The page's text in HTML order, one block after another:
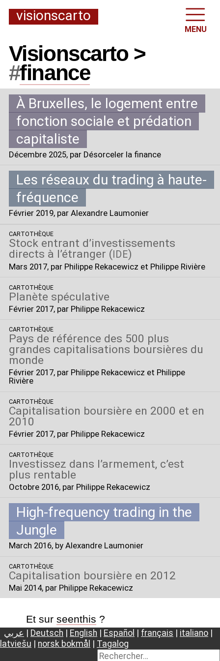
visionscarto
MENU
Visionscarto >
#finance
À Bruxelles, le logement entre
fonction sociale et prédation
capitaliste
Décembre 2025, par Désorceler la finance
Les réseaux du trading à haute-
fréquence
Février 2019, par Alexandre Laumonier
CARTOTHÈQUE
Stock entrant d’investissements
directs à l’étranger ( IDE)
Mars 2017, par Philippe Rekacewicz et Philippe Rivière
CARTOTHÈQUE
Planète spéculative
Février 2017, par Philippe Rekacewicz
CARTOTHÈQUE
Pays de référence des 500 plus
grandes capitalisations boursières du
monde
Février 2017, par Philippe Rekacewicz et Philippe
Rivière
CARTOTHÈQUE
Capitalisation boursière en 2000 et en
2010
Février 2017, par Philippe Rekacewicz
CARTOTHÈQUE
Investissez dans l’armement, c’est
plus rentable
Octobre 2016, par Philippe Rekacewicz
High-frequency trading in the
Jungle
March 2016, by Alexandre Laumonier
CARTOTHÈQUE
Capitalisation boursière en 2012
Mai 2014, par Philippe Rekacewicz
Et sur seenthis ?
عربي | Deutsch | English | Español | français | italiano |
latviešu | norsk bokmål | Tagalog